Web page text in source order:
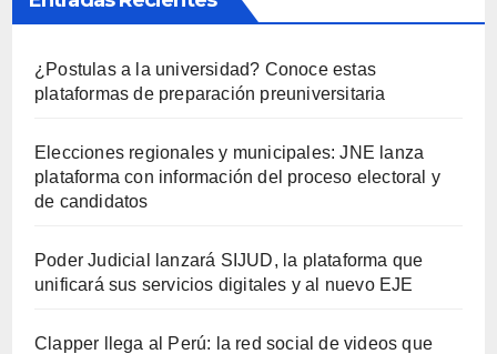
¿Postulas a la universidad? Conoce estas
plataformas de preparación preuniversitaria
Elecciones regionales y municipales: JNE lanza
plataforma con información del proceso electoral y
de candidatos
Poder Judicial lanzará SIJUD, la plataforma que
unificará sus servicios digitales y al nuevo EJE
Clapper llega al Perú: la red social de videos que